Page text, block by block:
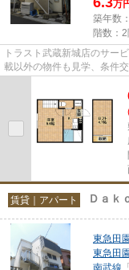
万
築年数
階数：2
トラスト武蔵新城店のサー
載以外の物件も見学、条件
時無料駐車場有（要電話予
賃貸｜アパート Ｄａｋ
東急田
東急田
南武線